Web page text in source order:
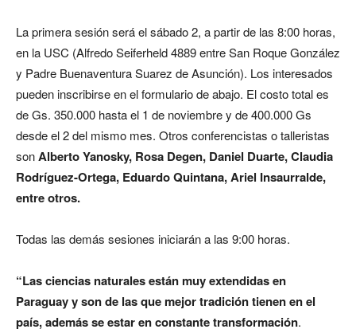
La primera sesión será el sábado 2, a partir de las 8:00 horas,
en la USC (Alfredo Seiferheld 4889 entre San Roque González
y Padre Buenaventura Suarez de Asunción). Los interesados
pueden inscribirse en el formulario de abajo. El costo total es
de Gs. 350.000 hasta el 1 de noviembre y de 400.000 Gs
desde el 2 del mismo mes. Otros conferencistas o talleristas
sonAlberto Yanosky, Rosa Degen, Daniel Duarte, Claudia
Rodríguez-Ortega, Eduardo Quintana, Ariel Insaurralde,
entre otros.
Todas las demás sesiones iniciarán a las 9:00 horas.
“Las ciencias naturales están muy extendidas en
Paraguay y son de las que mejor tradición tienen en el
país, además se estar en constante transformación.